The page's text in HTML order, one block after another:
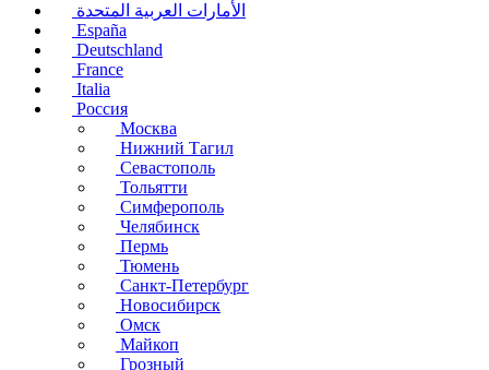
الأمارات العربية المتحدة
España
Deutschland
France
Italia
Россия
Москва
Нижний Тагил
Севастополь
Тольятти
Симферополь
Челябинск
Пермь
Тюмень
Санкт-Петербург
Новосибирск
Омск
Майкоп
Грозный